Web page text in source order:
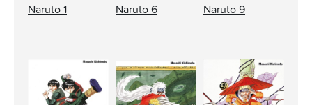
Naruto 1 Naruto 6 Naruto 9